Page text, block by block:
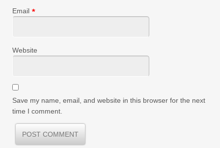
Email *
Website
Save my name, email, and website in this browser for the next
time I comment.